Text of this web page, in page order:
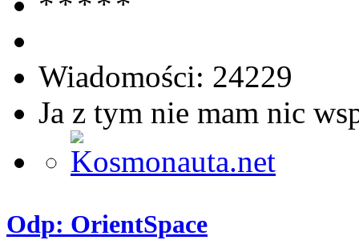
Wiadomości: 24229
Ja z tym nie mam nic
Odp: OrientSpace